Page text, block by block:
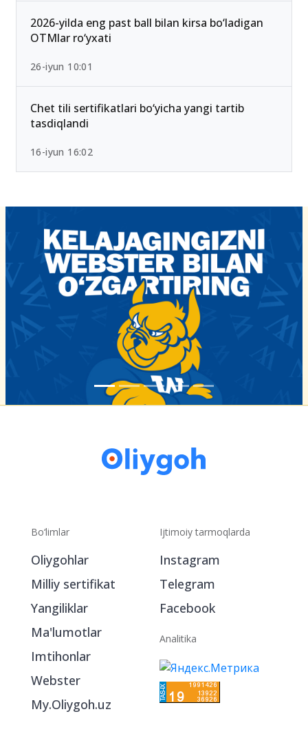
2026-yilda eng past ball bilan kirsa bo‘ladigan
OTMlar ro‘yxati
26-iyun 10:01
Chet tili sertifikatlari bo‘yicha yangi tartib
tasdiqlandi
16-iyun 16:02
Bo‘limlar
Oliygohlar
Milliy sertifikat
Yangiliklar
Ma'lumotlar
Imtihonlar
Webster
My.Oliygoh.uz
Ijtimoiy tarmoqlarda
Instagram
Telegram
Facebook
Analitika